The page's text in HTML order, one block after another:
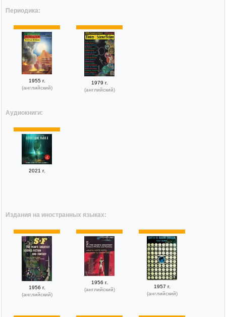
Периодика:
1955 г.
(английский)
1979 г.
(английский)
Аудиокниги:
2021 г.
Издания на иностранных языках:
1956 г.
(английский)
1956 г.
(английский)
1957 г.
(английский)